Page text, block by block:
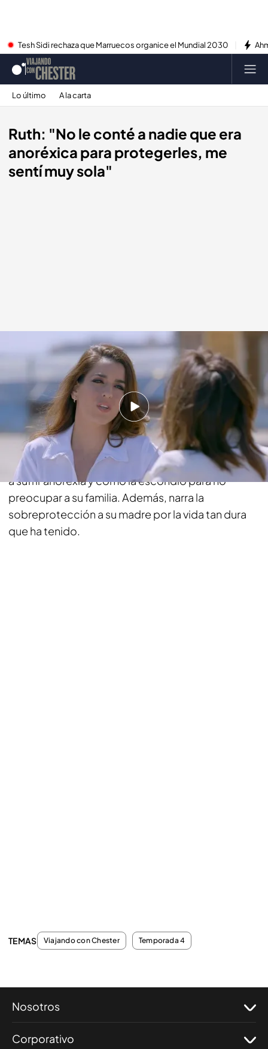
Tesh Sidi rechaza que Marruecos organice el Mundial 2030
Lo último A la carta
Ruth: "No le conté a nadie que era
anoréxica para protegerles, me
sentí muy sola"
07 JUN 2015 - 23:50h.
Compartir
Detrás de esa sonrisa, se esconde una historia
muy dura. Ruth Lorenzo comparte cómo empezó
a sufrir anorexia y cómo la escondió para no
preocupar a su familia. Además, narra la
sobreprotección a su madre por la vida tan dura
que ha tenido.
TEMAS Viajando con Chester Temporada 4
Nosotros
Corporativo